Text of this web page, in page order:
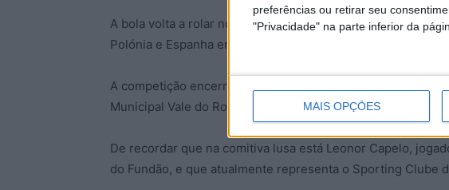
preferências ou retirar seu
"Privacidade" na parte inferior da
MAIS OPÇÕES
A bola volta a rolar no sábado, dia 4, no Campo de Jogos
Polónia e Espanha entram em campo, às 17h.
A competição encerra na 3ªfeira, 7 de maio. Portugal
Municipal Vale do Romeiro, em Castelo Branco, a partir das
De recordar que na comitiva lusa está Leonor Capelo,
do Fundão, e que atualmente representa o Sporting Clube